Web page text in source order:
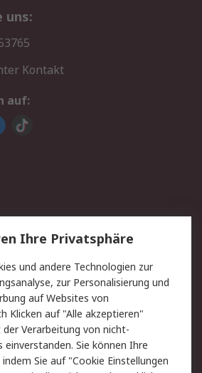
uns:
Kontakt
auf:
Lieferlösungen
Kontakt
Datenschutz
Ihre Privatsphäre
und andere Technologien zur
zur Personalisierung und
auf Websites von
Klicken auf "Alle akzeptieren"
Verarbeitung von nicht-
einverstanden. Sie können Ihre
Sie auf "Cookie Einstellungen